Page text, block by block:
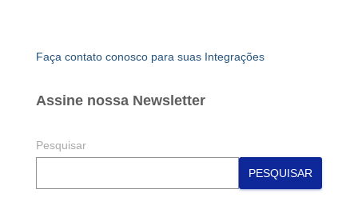
Faça contato conosco para suas Integrações
Assine nossa Newsletter
Pesquisar
PESQUISAR